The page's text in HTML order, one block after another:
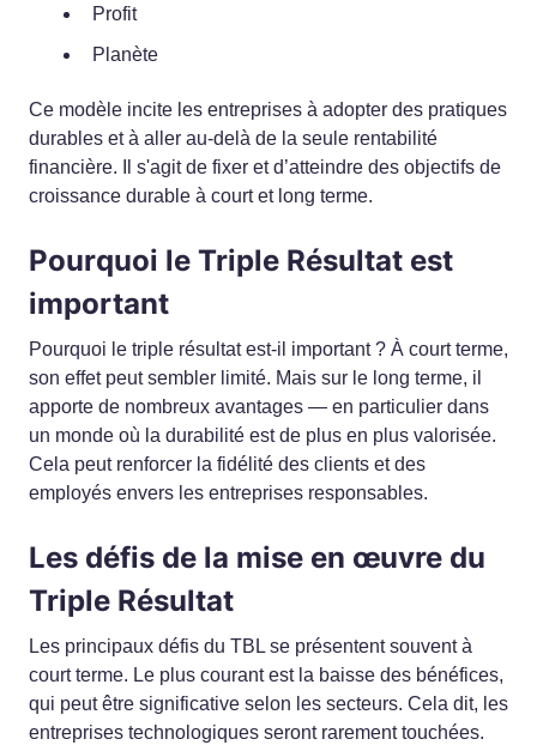
Profit
Planète
Ce modèle incite les entreprises à adopter des pratiques
durables et à aller au-delà de la seule rentabilité
financière. Il s'agit de fixer et d’atteindre des objectifs de
croissance durable à court et long terme.
Pourquoi le Triple Résultat est
important
Pourquoi le triple résultat est-il important ? À court terme,
son effet peut sembler limité. Mais sur le long terme, il
apporte de nombreux avantages — en particulier dans
un monde où la durabilité est de plus en plus valorisée.
Cela peut renforcer la fidélité des clients et des
employés envers les entreprises responsables.
Les défis de la mise en œuvre du
Triple Résultat
Les principaux défis du TBL se présentent souvent à
court terme. Le plus courant est la baisse des bénéfices,
qui peut être significative selon les secteurs. Cela dit, les
entreprises technologiques seront rarement touchées.